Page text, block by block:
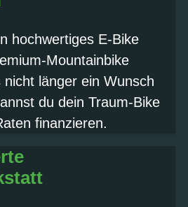
hochwertiges E-Bike
Mountainbike
länger ein Wunsch
du dein Traum-Bike
finanzieren.